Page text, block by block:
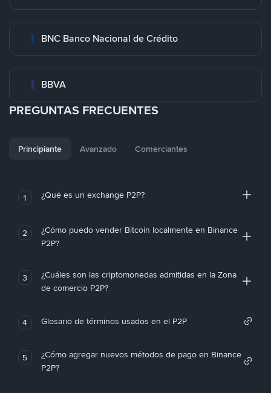
BNC Banco Nacional de Crédito
BBVA
PREGUNTAS FRECUENTES
Principiante Avanzado Comerciantes
1 ¿Qué es un exchange P2P?
2
¿Cómo puedo vender Bitcoin localmente en Binance
P2P?
3
¿Cuáles son las criptomonedas admitidas en la Zona
de comercio P2P?
4 Glosario de términos usados en el P2P
5
¿Cómo agregar nuevos métodos de pago en Binance
P2P?